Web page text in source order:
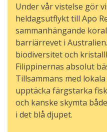
Under vår vistelse gör
heldagsutflykt till Apo
sammanhängande
barriärrevet i
biodiversitet och
Filippinernas absolut
Tillsammans med
upptäcka färgstarka
och kanske skymta
i det blå djupet.